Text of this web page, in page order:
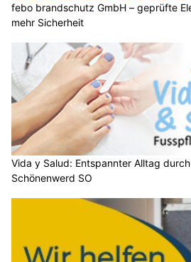
febo brandschutz GmbH – geprüfte
mehr Sicherheit
Vida y Salud: Entspannter Alltag durch
Schönenwerd SO